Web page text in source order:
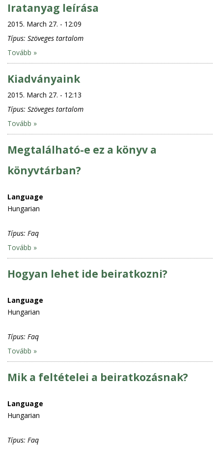
Iratanyag leírása
2015. March 27. - 12:09
Típus: Szöveges tartalom
Tovább »
Kiadványaink
2015. March 27. - 12:13
Típus: Szöveges tartalom
Tovább »
Megtalálható-e ez a könyv a
könyvtárban?
Language
Hungarian
Típus: Faq
Tovább »
Hogyan lehet ide beiratkozni?
Language
Hungarian
Típus: Faq
Tovább »
Mik a feltételei a beiratkozásnak?
Language
Hungarian
Típus: Faq